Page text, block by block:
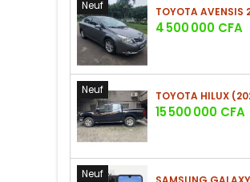
Neuf
Prix
4 500 000 CFA
Neuf
Prix
15 500 000 CFA
Neuf